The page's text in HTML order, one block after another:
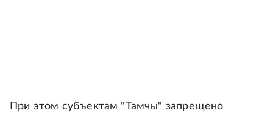
При этом субъектам "Тамчы" запрещено